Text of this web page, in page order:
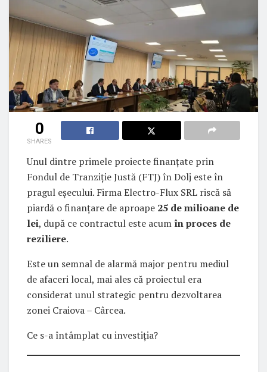
0
SHARES
Unul dintre primele proiecte finanțate prin
Fondul de Tranziție Justă (FTJ) în Dolj este în
pragul eșecului. Firma Electro-Flux SRL riscă să
piardă o finanțare de aproape 25 de milioane de
lei, după ce contractul este acum în proces de
reziliere.
Este un semnal de alarmă major pentru mediul
de afaceri local, mai ales că proiectul era
considerat unul strategic pentru dezvoltarea
zonei Craiova – Cârcea.
Ce s-a întâmplat cu investiția?